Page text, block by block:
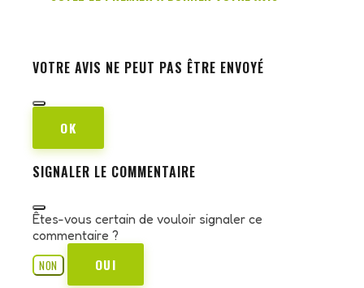
VOTRE AVIS NE PEUT PAS ÊTRE ENVOYÉ
OK
SIGNALER LE COMMENTAIRE
Êtes-vous certain de vouloir signaler ce
commentaire ?
NON
OUI